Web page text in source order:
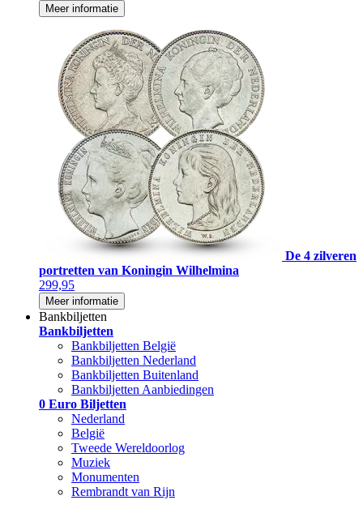
Meer informatie
De 4 zilveren
portretten van Koningin Wilhelmina
299,95
Meer informatie
Bankbiljetten
Bankbiljetten
Bankbiljetten België
Bankbiljetten Nederland
Bankbiljetten Buitenland
Bankbiljetten Aanbiedingen
0 Euro Biljetten
Nederland
België
Tweede Wereldoorlog
Muziek
Monumenten
Rembrandt van Rijn